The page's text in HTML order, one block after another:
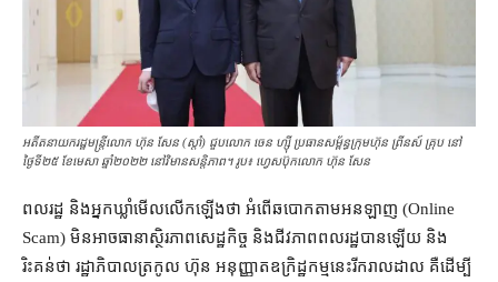
អតីតនាយករដ្ឋមន្ដ្រីលោក ហ៊ុន សែន (ស្ដាំ) ជួបលោក ចេន ហ្ស៊ី ប្រធានសម្ព័ន្ធក្រុមហ៊ុន ព្រីនស៍ គ្រុប នៅ
ថ្ងៃទី២៥ ខែមេសា ឆ្នាំ២០២២ នៅវិមានសន្ដិភាព។ រូប៖ ហ្វេសប៊ុកលោក ហ៊ុន សែន
ពលរដ្ឋ និង​អ្នកឃ្លាំមើល​លើកឡើង​ថា អំពើ​ឆបោក​តាម​អនឡាញ (Online
Scam) មិនអាច​ធានា​ស្ថិរភាព​សេដ្ឋកិច្ច និង​ជីវភាព​ពលរដ្ឋ​បាន​ឡើយ និង​
រិះគន់​ថា រដ្ឋាភិបាល​ត្រកូល ហ៊ុន អនុញ្ញាត​ឧក្រិដ្ឋកម្ម​នេះ​រីក​រាលដាល គឺ​ដើម្បី​